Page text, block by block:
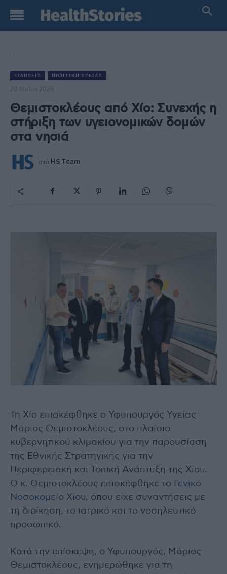
ΕΙΔΉΣΕΙΣ ΠΟΛΙΤΙΚΉ ΥΓΕΊΑΣ
20 Μαΐου 2025
Θεμιστοκλέους από Χίο: Συνεχής η
στήριξη των υγειονομικών δομών
στα νησιά
από HS Team
Τη Χίο επισκέφθηκε ο Υφυπουργός Υγείας
Μάριος Θεμιστοκλέους, στο πλαίσιο
κυβερνητικού κλιμακίου για την παρουσίαση
της Εθνικής Στρατηγικής για την
Περιφερειακή και Τοπική Ανάπτυξη της Χίου.
Ο κ. Θεμιστοκλέους επισκέφθηκε το
Γενικό
Νοσοκομείο Χίου, όπου είχε συναντήσεις με
τη διοίκηση, το ιατρικό και το νοσηλευτικό
προσωπικό.
Κατά την επίσκεψη, ο Υφυπουργός, Μάριος
Θεμιστοκλέους, ενημερώθηκε για τη